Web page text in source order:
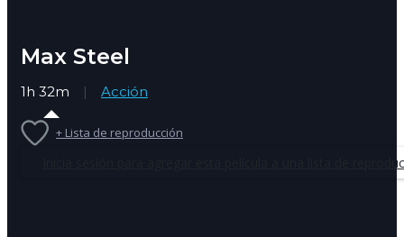
Max Steel
1h 32m Acción
+ Lista de reproducción
Inicia sesión para agregar esta película a una lista de